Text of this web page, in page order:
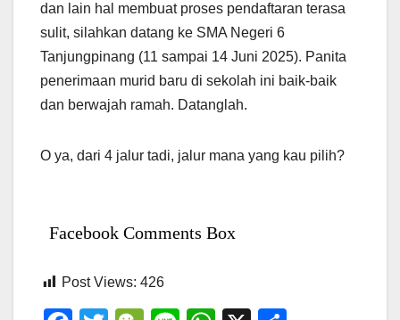
dan lain hal membuat proses pendaftaran terasa
sulit, silahkan datang ke SMA Negeri 6
Tanjungpinang (11 sampai 14 Juni 2025). Panita
penerimaan murid baru di sekolah ini baik-baik
dan berwajah ramah. Datanglah.
O ya, dari 4 jalur tadi, jalur mana yang kau pilih?
Facebook Comments Box
Post Views: 426